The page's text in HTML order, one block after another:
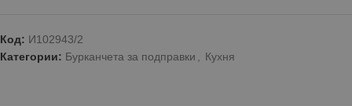
Код: И102943/2
Категории: Бурканчета за подправки Кухня